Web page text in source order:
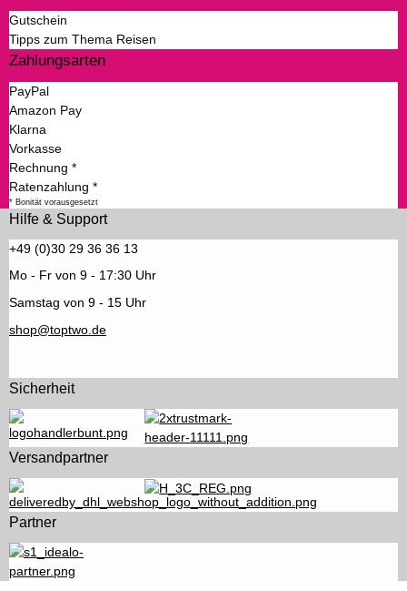
Gutschein
Tipps zum Thema Reisen
Zahlungsarten
PayPal
Amazon Pay
Klarna
Vorkasse
Rechnung *
Ratenzahlung *
* Bonität vorausgesetzt
Hilfe & Support
+49 (0)30 29 36 36 13
Mo - Fr von 9 - 17:30 Uhr
Samstag von 9 - 15 Uhr
shop@toptwo.de
Sicherheit
Versandpartner
Partner